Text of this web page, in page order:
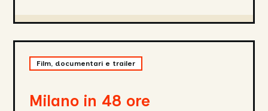
Film, documentari e trailer
Milano in 48 ore